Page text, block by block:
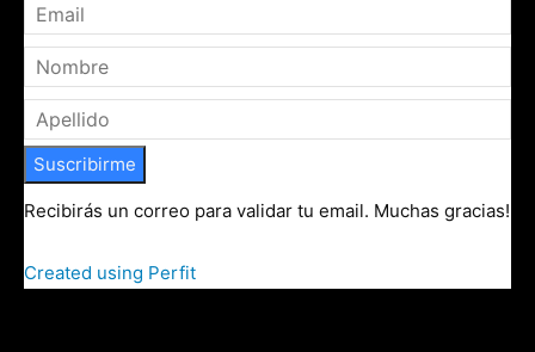
Suscribirme
Recibirás un correo para validar tu email. Muchas gracias!
Created using Perfit